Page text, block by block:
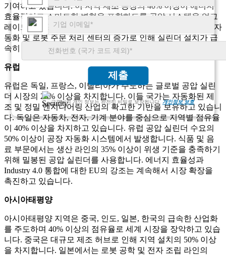
제출
고객님의 개인 정보는 완전히 비밀로 보장됩니다. 개인정보 보호
기여하고 있습니다. 이 지역 제조 공장의 40% 이상이 에너지
효율적이고 스마트한 변형을 포함하도록 공압 시스템을 업그
레이드하고 있습니다. 전자상거래 공급망 전반에 걸쳐 창고 자
동화 및 로봇 주문 처리 센터의 증가로 인해 실린더 설치가 급
속히 성장하고 있습니다.
유럽
유럽은 독일, 프랑스, ​​이탈리아가 주도하는 글로벌 공압 실린
더 시장의 25% 이상을 차지합니다. 이들 국가는 자동화된 제
조 및 정밀 엔지니어링 산업의 확고한 기반을 보유하고 있습니
다. 독일은 자동차, 전자, 기계 분야를 중심으로 지역별 점유율
이 40% 이상을 차지하고 있습니다. 유럽 ​​공압 실린더 수요의
50% 이상이 공장 자동화 시스템에서 발생합니다. 식품 및 음
료 부문에서는 생산 라인의 35% 이상이 위생 기준을 충족하기
위해 밀봉된 공압 실린더를 사용합니다. 에너지 효율성과
Industry 4.0 통합에 대한 EU의 강조는 계속해서 시장 확장을
촉진하고 있습니다.
아시아태평양
아시아태평양 지역은 중국, 인도, 일본, 한국의 급속한 산업화
를 주도하며 40% 이상의 점유율로 세계 시장을 장악하고 있습
니다. 중국은 대규모 제조 허브로 인해 지역 설치의 50% 이상
을 차지합니다. 일본에서는 로봇 공학 및 전자 조립 라인의